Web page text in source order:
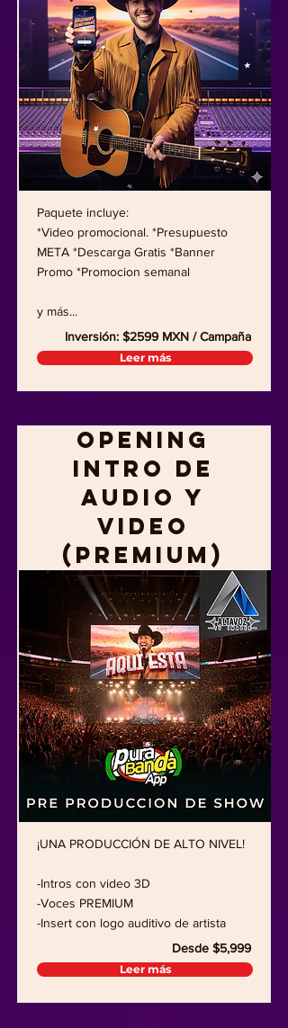
Paquete incluye:
*Video promocional. *Presupuesto
META *Descarga Gratis *Banner
Promo *Promocion semanal
y más...
Inversión: $2599 MXN / Campaña
Leer más
Opening
Intro de
Audio y
Video
(Premium)
¡UNA PRODUCCIÓN DE ALTO NIVEL!
-Intros con video 3D
-Voces PREMIUM
-Insert con logo auditivo de artista
Desde $5,999
Leer más